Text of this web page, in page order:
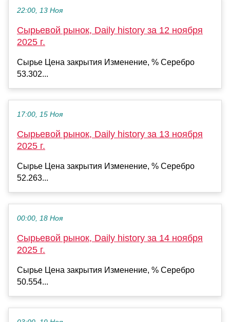
22:00, 13 Ноя
Сырьевой рынок, Daily history за 12 ноября
2025 г.
Сырье Цена закрытия Изменение, % Серебро
53.302...
17:00, 15 Ноя
Сырьевой рынок, Daily history за 13 ноября
2025 г.
Сырье Цена закрытия Изменение, % Серебро
52.263...
00:00, 18 Ноя
Сырьевой рынок, Daily history за 14 ноября
2025 г.
Сырье Цена закрытия Изменение, % Серебро
50.554...